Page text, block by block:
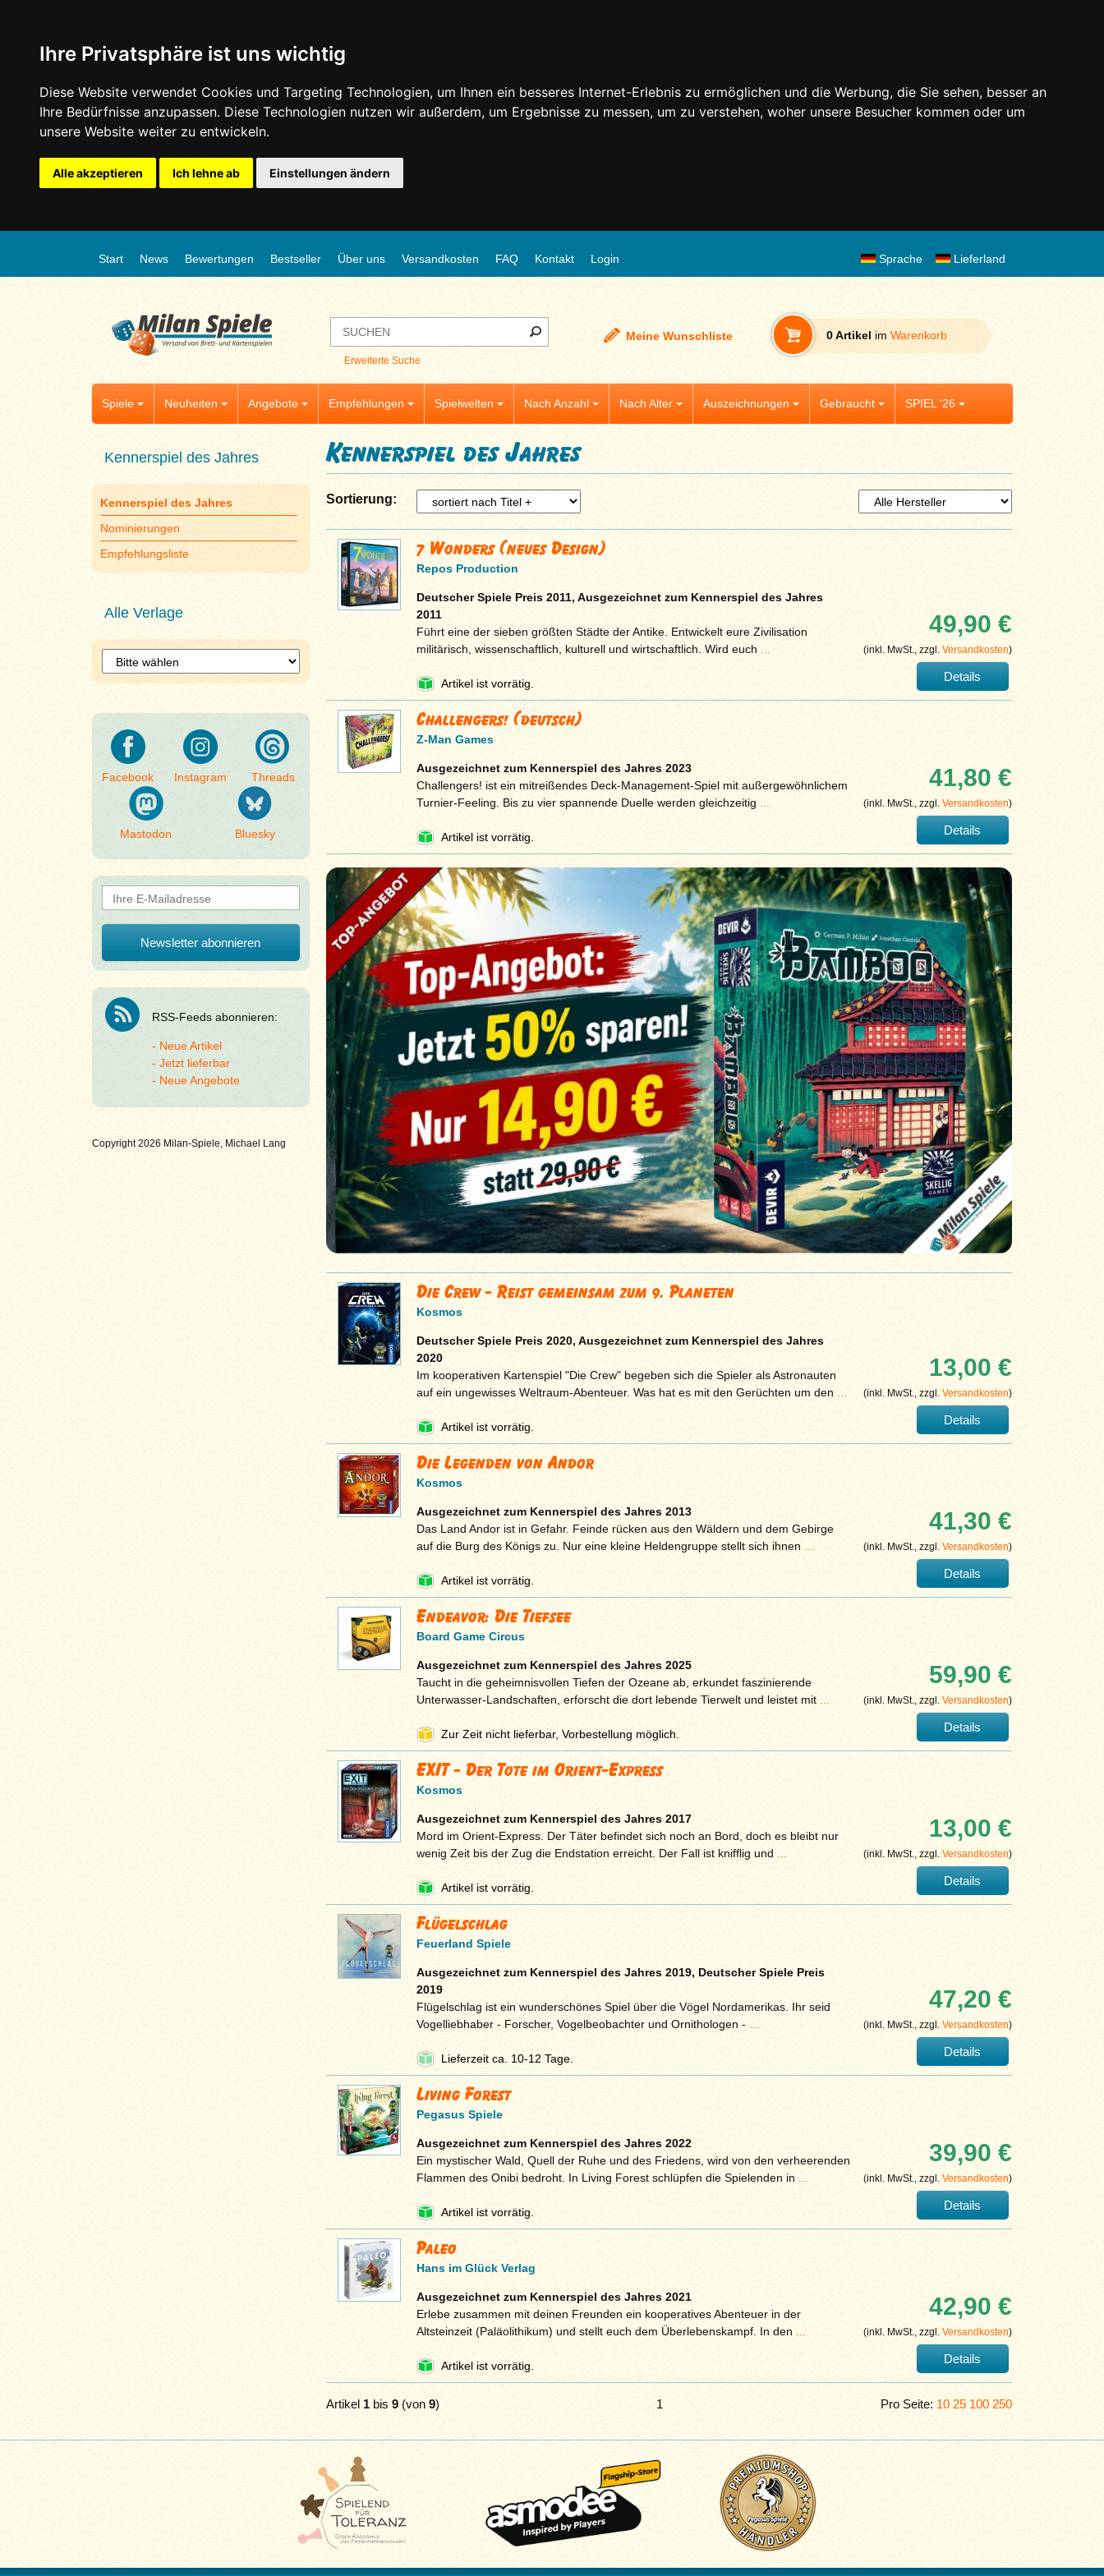
Ihre Privatsphäre ist uns wichtig
Diese Website verwendet Cookies und Targeting Technologien, um Ihnen ein besseres Internet-Erlebnis zu ermöglichen und die Werbung, die Sie sehen, besser an
Ihre Bedürfnisse anzupassen. Diese Technologien nutzen wir außerdem, um Ergebnisse zu messen, um zu verstehen, woher unsere Besucher kommen oder um
unsere Website weiter zu entwickeln.
Alle akzeptieren Ich lehne ab Einstellungen ändern
Start News Bewertungen Bestseller Über uns Versandkosten FAQ Kontakt Login Lieferland
Sprache
Erweiterte Suche
Meine Wunschliste 0 Artikel im Warenkorb
Spiele Neuheiten Angebote Empfehlungen Spielwelten Nach Anzahl Nach Alter Auszeichnungen Gebraucht SPIEL '26
Kennerspiel des Jahres
Kennerspiel des Jahres
Nominierungen
Empfehlungsliste
Alle Verlage
Facebook Instagram Threads
Mastodon Bluesky
RSS-Feeds abonnieren:
Neue Artikel
Jetzt lieferbar
Neue Angebote
Copyright 2026 Milan-Spiele, Michael Lang
Kennerspiel des Jahres
Sortierung:
7 Wonders (neues Design)
Repos Production
Deutscher Spiele Preis 2011, Ausgezeichnet zum Kennerspiel des Jahres
2011
Führt eine der sieben größten Städte der Antike. Entwickelt eure Zivilisation
militärisch, wissenschaftlich, kulturell und wirtschaftlich. Wird euch ...
Artikel ist vorrätig.
49,90 €
(inkl. MwSt., zzgl. Versandkosten)
Details
Challengers! (deutsch)
Z-Man Games
Ausgezeichnet zum Kennerspiel des Jahres 2023
Challengers! ist ein mitreißendes Deck-Management-Spiel mit außergewöhnlichem
Turnier-Feeling. Bis zu vier spannende Duelle werden gleichzeitig ...
Artikel ist vorrätig.
41,80 €
(inkl. MwSt., zzgl. Versandkosten)
Details
Die Crew - Reist gemeinsam zum 9. Planeten
Kosmos
Deutscher Spiele Preis 2020, Ausgezeichnet zum Kennerspiel des Jahres
2020
Im kooperativen Kartenspiel "Die Crew" begeben sich die Spieler als Astronauten
auf ein ungewisses Weltraum-Abenteuer. Was hat es mit den Gerüchten um den ...
Artikel ist vorrätig.
13,00 €
(inkl. MwSt., zzgl. Versandkosten)
Details
Die Legenden von Andor
Kosmos
Ausgezeichnet zum Kennerspiel des Jahres 2013
Das Land Andor ist in Gefahr. Feinde rücken aus den Wäldern und dem Gebirge
auf die Burg des Königs zu. Nur eine kleine Heldengruppe stellt sich ihnen ...
Artikel ist vorrätig.
41,30 €
(inkl. MwSt., zzgl. Versandkosten)
Details
Endeavor: Die Tiefsee
Board Game Circus
Ausgezeichnet zum Kennerspiel des Jahres 2025
Taucht in die geheimnisvollen Tiefen der Ozeane ab, erkundet faszinierende
Unterwasser-Landschaften, erforscht die dort lebende Tierwelt und leistet mit ...
Zur Zeit nicht lieferbar, Vorbestellung möglich.
59,90 €
(inkl. MwSt., zzgl. Versandkosten)
Details
EXIT - Der Tote im Orient-Express
Kosmos
Ausgezeichnet zum Kennerspiel des Jahres 2017
Mord im Orient-Express. Der Täter befindet sich noch an Bord, doch es bleibt nur
wenig Zeit bis der Zug die Endstation erreicht. Der Fall ist knifflig und ...
Artikel ist vorrätig.
13,00 €
(inkl. MwSt., zzgl. Versandkosten)
Details
Flügelschlag
Feuerland Spiele
Ausgezeichnet zum Kennerspiel des Jahres 2019, Deutscher Spiele Preis
2019
Flügelschlag ist ein wunderschönes Spiel über die Vögel Nordamerikas. Ihr seid
Vogelliebhaber - Forscher, Vogelbeobachter und Ornithologen - ...
Lieferzeit ca. 10-12 Tage.
47,20 €
(inkl. MwSt., zzgl. Versandkosten)
Details
Living Forest
Pegasus Spiele
Ausgezeichnet zum Kennerspiel des Jahres 2022
Ein mystischer Wald, Quell der Ruhe und des Friedens, wird von den verheerenden
Flammen des Onibi bedroht. In Living Forest schlüpfen die Spielenden in ...
Artikel ist vorrätig.
39,90 €
(inkl. MwSt., zzgl. Versandkosten)
Details
Paleo
Hans im Glück Verlag
Ausgezeichnet zum Kennerspiel des Jahres 2021
Erlebe zusammen mit deinen Freunden ein kooperatives Abenteuer in der
Altsteinzeit (Paläolithikum) und stellt euch dem Überlebenskampf. In den ...
Artikel ist vorrätig.
42,90 €
(inkl. MwSt., zzgl. Versandkosten)
Details
Artikel 1bis 9(von 9) Pro Seite: 10 25 100 250
1